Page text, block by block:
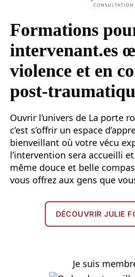
Formations
intervenant.es
violence et en
post-
Ouvrir l’univers de La porte
c’est s’offrir un espace
bienveillant où votre vécu
l’intervention sera accueilli
même douce et belle
vous offrez aux gens que
DÉCOUVRIR JULIE
Je suis